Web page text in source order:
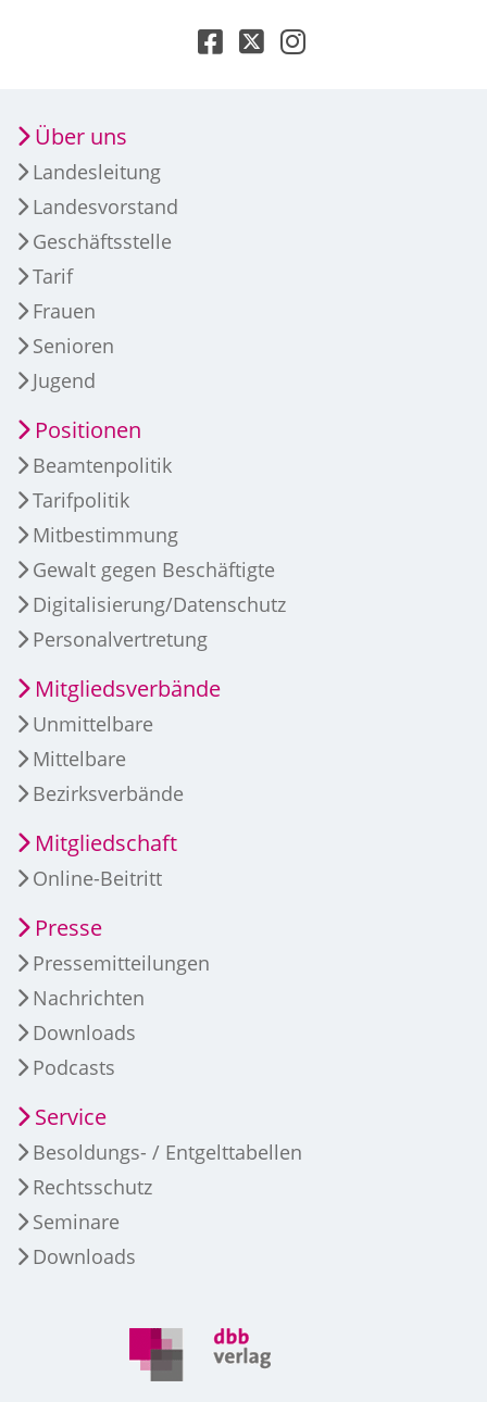
Über uns
Landesleitung
Landesvorstand
Geschäftsstelle
Tarif
Frauen
Senioren
Jugend
Positionen
Beamtenpolitik
Tarifpolitik
Mitbestimmung
Gewalt gegen Beschäftigte
Digitalisierung/Datenschutz
Personalvertretung
Mitgliedsverbände
Unmittelbare
Mittelbare
Bezirksverbände
Mitgliedschaft
Online-Beitritt
Presse
Pressemitteilungen
Nachrichten
Downloads
Podcasts
Service
Besoldungs- / Entgelttabellen
Rechtsschutz
Seminare
Downloads